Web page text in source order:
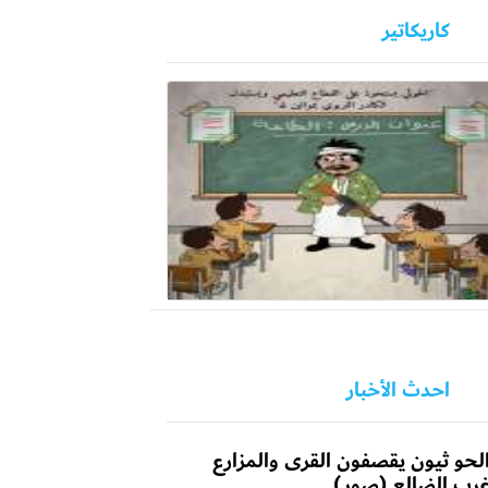
كاريكاتير
احدث الأخبار
ثيون يقصفون القرى والمزارع